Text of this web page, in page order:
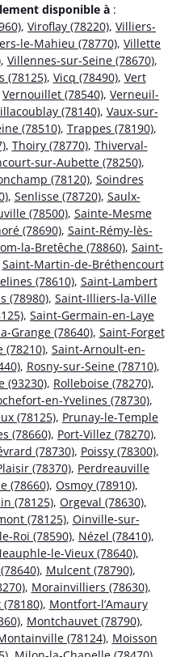
disponible à :
, Viroflay (78220), Villiers-
le-Mahieu (78770), Villette
, Villennes-sur-Seine (78670),
(78125), Vicq (78490), Vert
Vernouillet (78540), Verneuil-
(78140), Vaux-sur-
(78510), Trappes (78190),
, Thoiry (78770), Thiverval-
sur-Aubette (78250),
(78120), Soindres
, Senlisse (78720), Saulx-
(78500), Sainte-Mesme
(78690), Saint-Rémy-lès-
la-Bretêche (78860), Saint-
Saint-Martin-de-Bréthencourt
(78610), Saint-Lambert
(78980), Saint-Illiers-la-Ville
, Saint-Germain-en-Laye
Grange (78640), Saint-Forget
(78210), Saint-Arnoult-en-
, Rosny-sur-Seine (78710),
(93230), Rolleboise (78270),
en-Yvelines (78730),
(78125), Prunay-le-Temple
(78660), Port-Villez (78270),
(78730), Poissy (78300),
(78370), Perdreauville
(78660), Osmoy (78910),
(78125), Orgeval (78630),
(78125), Oinville-sur-
Roi (78590), Nézel (78410),
le-Vieux (78640),
, Mulcent (78790),
, Morainvilliers (78630),
, Montfort-l’Amaury
, Montchauvet (78790),
(78124), Moisson